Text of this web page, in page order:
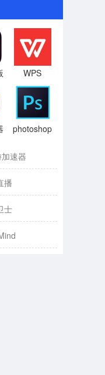
WPS
photoshop
速器
播
士